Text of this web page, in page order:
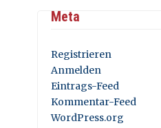
Meta
Registrieren
Anmelden
Eintrags-Feed
Kommentar-Feed
WordPress.org